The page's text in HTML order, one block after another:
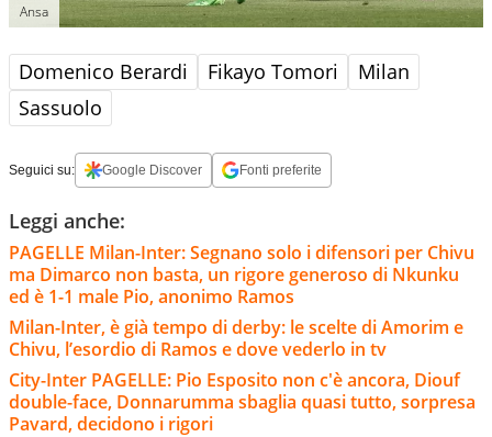
Ansa
Domenico Berardi Fikayo Tomori
Milan
Sassuolo
Seguici su: Google Discover Fonti preferite
Leggi anche:
PAGELLE Milan-Inter: Segnano solo i difensori per Chivu
ma Dimarco non basta, un rigore generoso di Nkunku
ed è 1-1 male Pio, anonimo Ramos
Milan-Inter, è già tempo di derby: le scelte di Amorim e
Chivu, l’esordio di Ramos e dove vederlo in tv
City-Inter PAGELLE: Pio Esposito non c'è ancora, Diouf
double-face, Donnarumma sbaglia quasi tutto, sorpresa
Pavard, decidono i rigori